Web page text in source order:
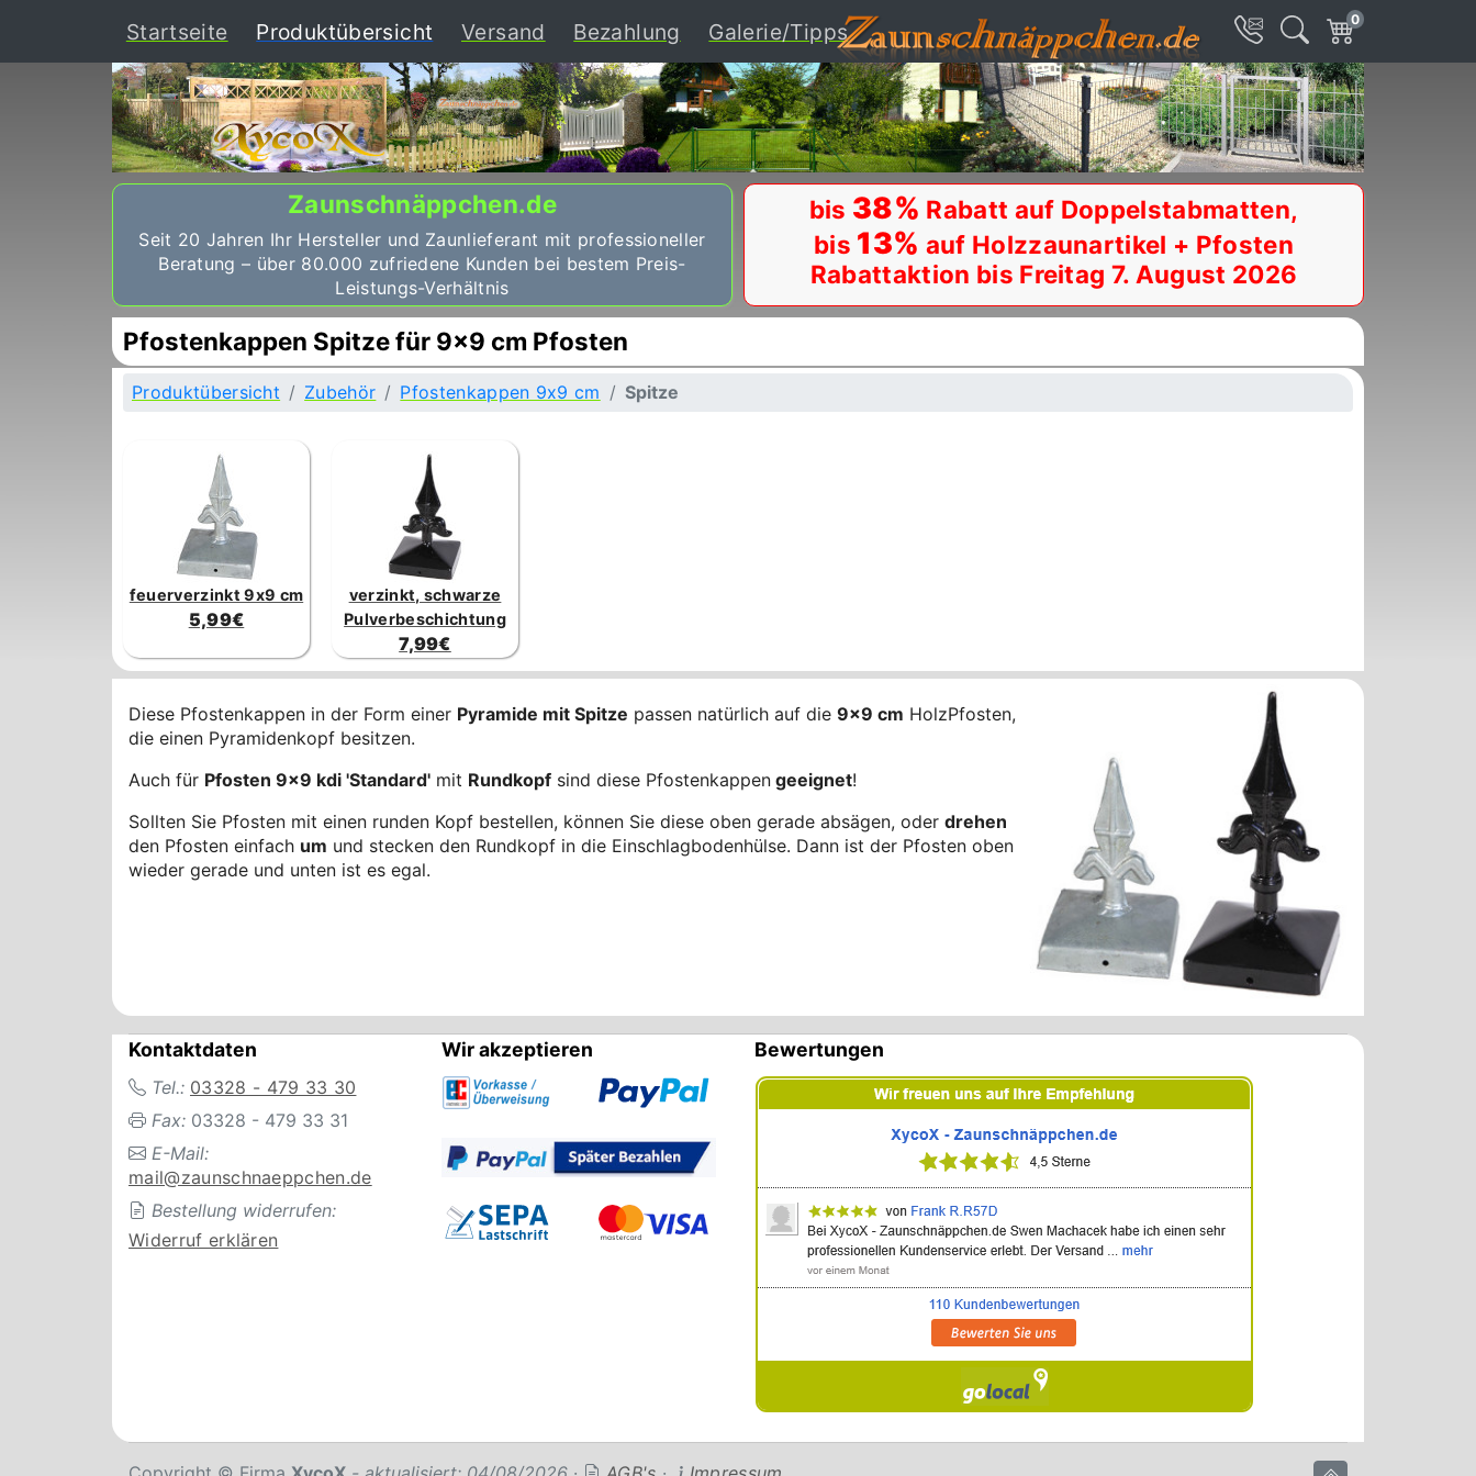
0
Startseite Produktübersicht (current)
Versand Bezahlung Galerie/Tipps
Zaunschnäppchen.de
Seit 20 Jahren Ihr Hersteller und Zaunlieferant mit professioneller
Beratung – über 80.000 zufriedene Kunden bei bestem Preis-
Leistungs-Verhältnis
bis 38% Rabatt auf Doppelstabmatten,
bis 13% auf Holzzaunartikel + Pfosten
Rabattaktion bis Freitag 7. August 2026
Pfostenkappen Spitze für 9x9 cm Pfosten
Produktübersicht Zubehör Pfostenkappen 9x9 cm Spitze
feuerverzinkt 9x9 cm
5,99€
verzinkt, schwarze
Pulverbeschichtung
7,99€
Diese Pfostenkappen in der Form einer Pyramide mit Spitze passen natürlich auf die 9x9 cm HolzPfosten,
die einen Pyramidenkopf besitzen.
Auch für Pfosten 9x9 kdi 'Standard' mit Rundkopf sind diese Pfostenkappen geeignet!
Sollten Sie Pfosten mit einen runden Kopf bestellen, können Sie diese oben gerade absägen, oder drehen
den Pfosten einfach um und stecken den Rundkopf in die Einschlagbodenhülse. Dann ist der Pfosten oben
wieder gerade und unten ist es egal.
Kontaktdaten
Tel.: 03328 - 479 33 30
Fax: 03328 - 479 33 31
E-Mail:
mail@zaunschnaeppchen.de
Bestellung widerrufen:
Widerruf erklären
Wir akzeptieren Bewertungen